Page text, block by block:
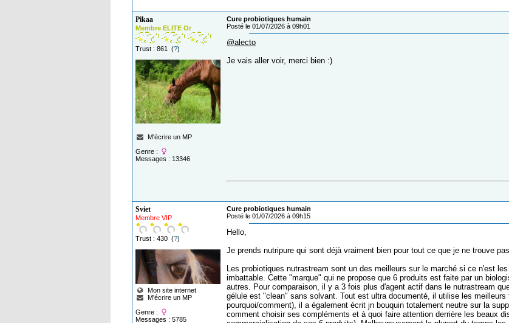
Pikaa
Membre ELITE Or
Trust : 861 (?)
M'écrire un MP
Genre :
Messages : 13346
Cure probiotiques humain
Posté le 01/07/2026 à 09h01
@alecto
Je vais aller voir, merci bien :)
Sviet
Membre VIP
Trust : 430 (?)
Mon site internet
M'écrire un MP
Genre :
Messages : 5785
Cure probiotiques humain
Posté le 01/07/2026 à 09h15
Hello,
Je prends nutripure qui sont déjà vraiment bien pour tout ce que je ne trouve
Les probiotiques nutrastream sont un des meilleurs sur le marché si ce n'est
imbattable. Cette "marque" qui ne propose que 6 produits est faite par un
autres. Pour comparaison, il y a 3 fois plus d'agent actif dans le nutrastream
gélule est "clean" sans solvant. Tout est ultra documenté, il utilise les
pourquoi/comment), il a également écrit jn bouquin totalement neutre sur la
comment choisir ses compléments et à quoi faire attention derrière les beaux